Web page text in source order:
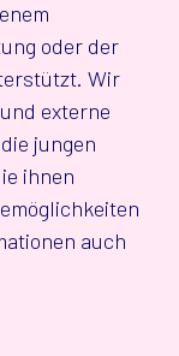
oder der
Wir
externe
jungen
ihnen
auch